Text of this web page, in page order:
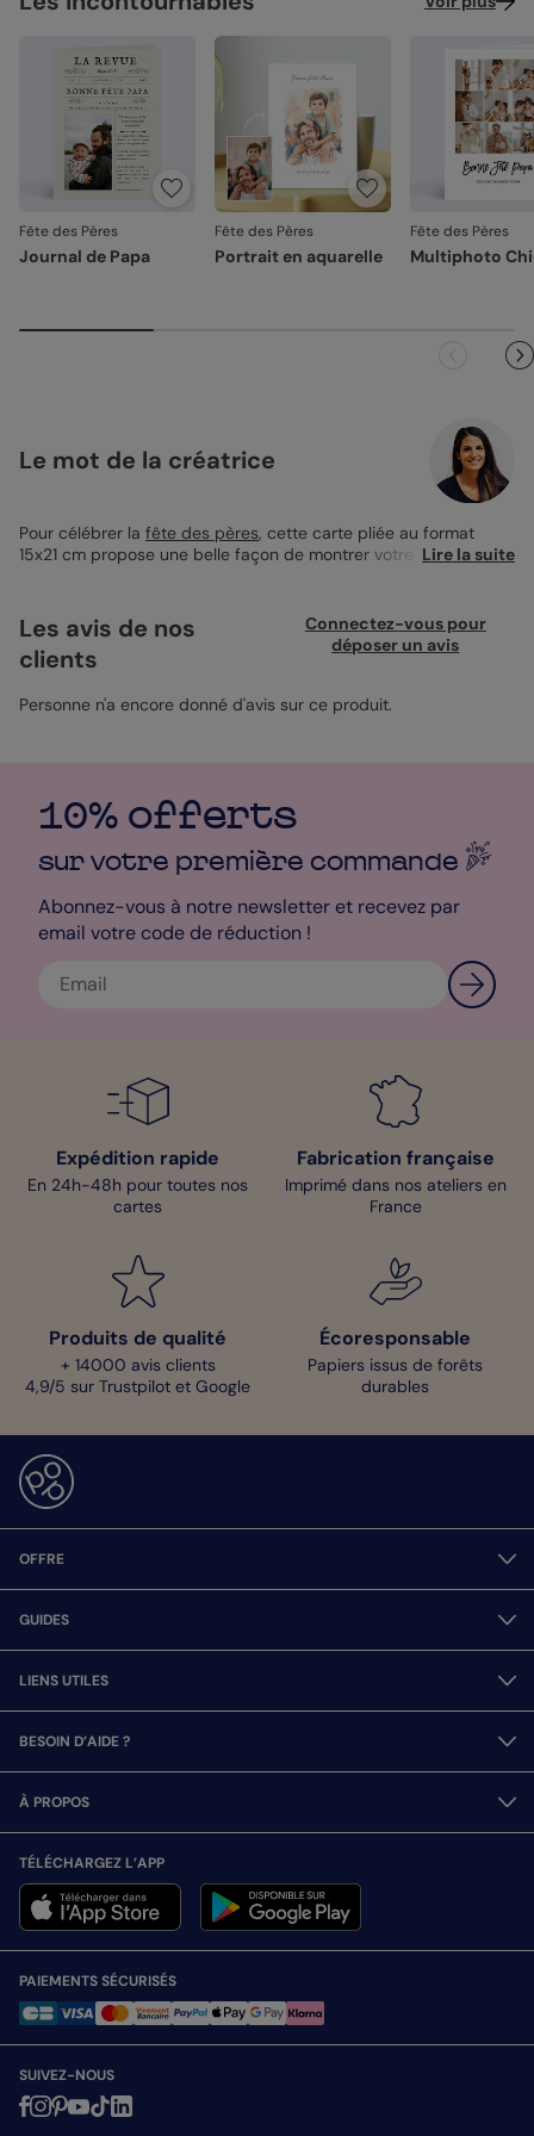
Fête des Pères
Journal de Papa
Fête des Pères
Portrait en aquarelle
Fête des Pères
Multiphoto
Le mot de la créatrice
Pour célébrer la fête des pères, cette carte pliée au format
15x21 cm propose une belle façon de montrer votre affection.
papier satiné pelliculé ajoute une touche de douceur et
d'élégance au visuel, parfait pour l'occasion. À l'intérieur, vous
avez tout l'espace nécessaire pour exprimer vos sentiments
moment partagé. Vos photos, vos mots.
Lire la suite
Les avis de nos
clients
Connectez-vous pour
déposer un avis
Personne n'a encore donné d'avis sur ce produit.
10% offerts
sur votre première commande
Abonnez-vous à notre newsletter et recevez par
email votre code de réduction !
Expédition rapide
En 24h-48h pour toutes nos
cartes
Fabrication française
Imprimé dans nos ateliers en
France
Produits de qualité
+ 14000 avis clients
4,9/5 sur Trustpilot et Google
Écoresponsable
Papiers issus de forêts
durables
OFFRE
GUIDES
LIENS UTILES
BESOIN D’AIDE ?
À PROPOS
TÉLÉCHARGEZ L’APP
PAIEMENTS SÉCURISÉS
SUIVEZ-NOUS